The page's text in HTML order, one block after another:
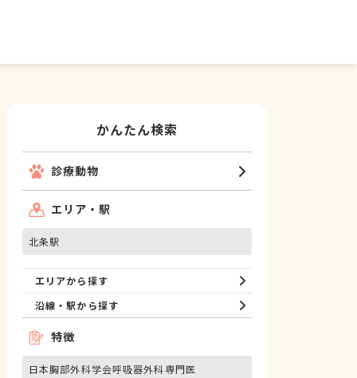
かんたん検索
診療動物
エリア・駅
北条駅
エリアから探す
沿線・駅から探す
特徴
日本胸部外科学会呼吸器外科専門医